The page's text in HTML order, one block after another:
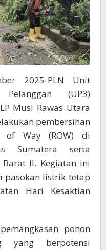
2025-PLN Unit
Pelanggan (UP3)
Musi Rawas Utara
pembersihan
Way (ROW) di
Sumatera serta
II. Kegiatan ini
pasokan listrik tetap
Hari Kesaktian
pohon
yang berpotensi